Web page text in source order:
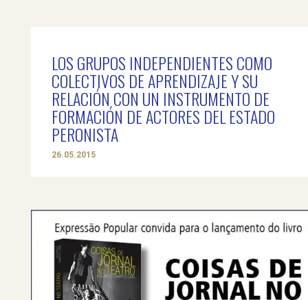
LOS GRUPOS INDEPENDIENTES COMO
COLECTIVOS DE APRENDIZAJE Y SU
RELACIÓN CON UN INSTRUMENTO DE
FORMACIÓN DE ACTORES DEL ESTADO
PERONISTA
26.05.2015